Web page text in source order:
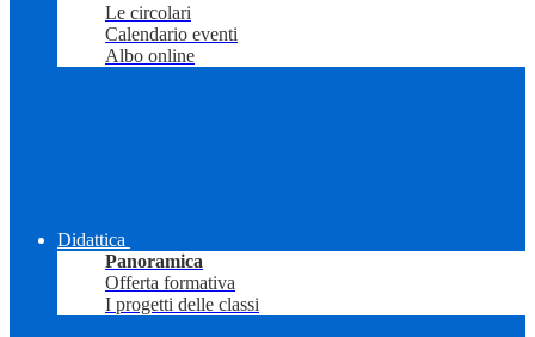
Le circolari
Calendario eventi
Albo online
Didattica
Panoramica
Offerta formativa
I progetti delle classi